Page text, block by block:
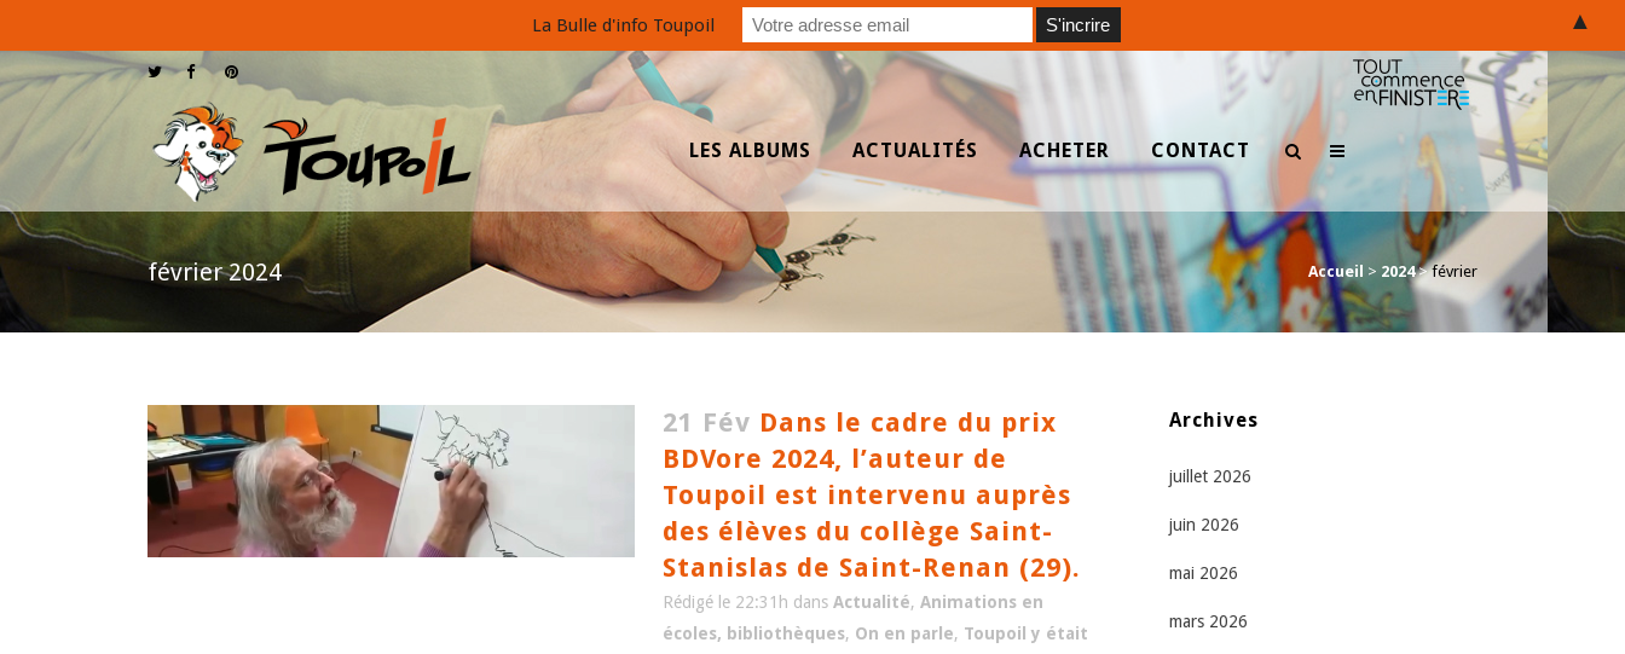
LES ALBUMS ACTUALITÉS ACHETER CONTACT
février 2024 Accueil > 2024>février
21 Fév Dans le cadre du prix
BDVore 2024, l’auteur de
Toupoil est intervenu auprès
des élèves du collège Saint-
Stanislas de Saint-Renan (29).
Rédigé le 22:31h dans Actualité, Animations en
écoles, bibliothèques, On en parle, Toupoil y était
Archives
juillet 2026
juin 2026
mai 2026
mars 2026
La Bulle d'info Toupoil ▲